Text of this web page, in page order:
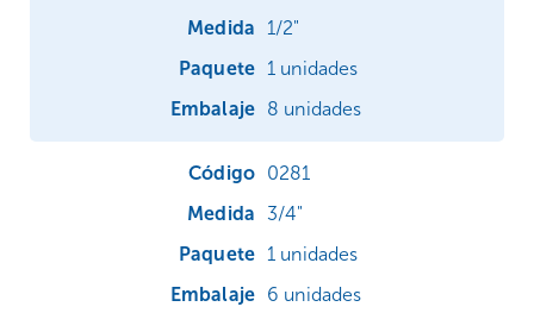
1/2"
1 unidades
8 unidades
0281
3/4"
1 unidades
6 unidades